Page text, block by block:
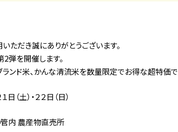
ただき誠にありがとうございます。
弾を開催します。
ンド米、かんな清流米を数量限定でお得な超特価で
土）・２２日（日）
内 農産物直売所